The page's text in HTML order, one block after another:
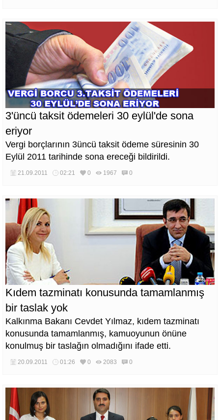
3'üncü taksit ödemeleri 30 eylül'de sona
eriyor
Vergi borçlarının 3üncü taksit ödeme süresinin 30
Eylül 2011 tarihinde sona ereceği bildirildi.
21.09.2011 02:21 0 1967 0
Kıdem tazminatı konusunda tamamlanmış
bir taslak yok
Kalkınma Bakanı Cevdet Yılmaz, kıdem tazminatı
konusunda tamamlanmış, kamuoyunun önüne
konulmuş bir taslağın olmadığını ifade etti.
20.09.2011 01:26 0 2083 0